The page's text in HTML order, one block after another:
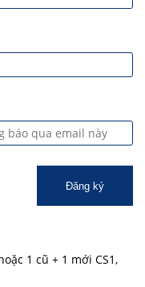
Đăng ký
1 cũ + 1 mới CS1,